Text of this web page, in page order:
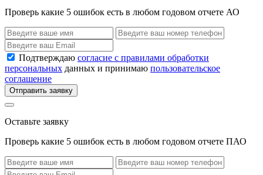
Проверь какие 5 ошибок есть в любом годовом отчете АО
Подтверждаю согласие с правилами обработки
персональных данных и принимаю пользовательское
соглашение
Отправить заявку
Оставьте заявку
Проверь какие 5 ошибок есть в любом годовом отчете ПАО